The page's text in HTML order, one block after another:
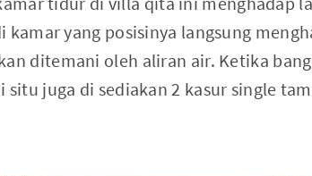
yang posisinya langsung
ditemani oleh aliran air. Ketika
juga di sediakan 2 kasur single